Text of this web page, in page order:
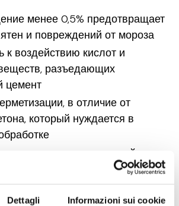
Dettagli Informazioni sui cookie
менее 0,5% предотвращает
и повреждений от мороза
к воздействию кислот и
разъедающих
цемент
в отличие от
который нуждается в
не подвержена воздействию
и атмосферных осадков
против скольжения без ущерба